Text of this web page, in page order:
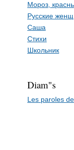
Мороз,
Русские
Саша
Стихи
Школьник
Diam"s
Les paroles